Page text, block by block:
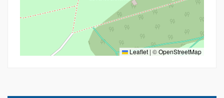
Leaflet | ©OpenStreetMap